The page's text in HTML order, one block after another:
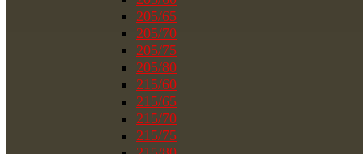
205/65
205/70
205/75
205/80
215/60
215/65
215/70
215/75